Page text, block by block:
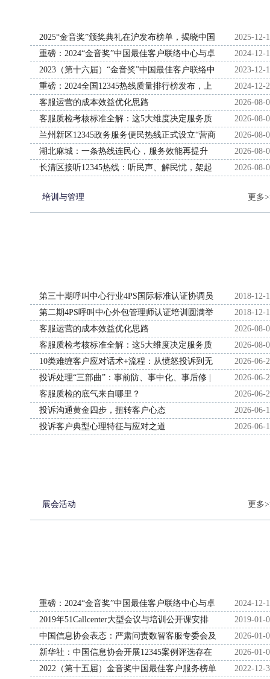
2025-12-
2025“金音奖”颁奖典礼在沪发布榜单，揭晓中国
客服领域最高荣誉“奥斯卡奖”
2024-12-
重磅：2024“金音奖”中国最佳客户联络中心与卓
越客户体验榜单发布
2023-12-
2023（第十六届）“金音奖”中国最佳客户联络中
心榜单发布
2024-12-
重磅：2024全国12345热线质量排行榜发布，上
海广州苏州等居首
2026-08-
客服运营的成本效益优化思路
2026-08-
客服质检考核标准全解：这5大维度决定服务质
量
2026-08-
兰州新区12345政务服务便民热线正式设立“营商
环境专席”
2026-08-
湖北麻城：一条热线连民心，服务效能再提升
2026-08-
长清区接听12345热线：听民声、解民忧，架起
更多
培训与管理
2018-12-
第三十期呼叫中心行业4PS国际标准认证协调员
培训班圆满结束
2018-12-
第二期4PS呼叫中心外包管理师认证培训圆满举
行
2026-08-
客服运营的成本效益优化思路
2026-08-
客服质检考核标准全解：这5大维度决定服务质
量
2026-06-
10类难缠客户应对话术+流程：从愤怒投诉到无
理取闹，从容搞定
2026-06-
投诉处理“三部曲”：事前防、事中化、事后修 |
匿名投诉案例拆解
2026-06-
客服质检的底气来自哪里？
2026-06-
投诉沟通黄金四步，扭转客户心态
2026-06-
投诉客户典型心理特征与应对之道
更多
展会活动
2024-12-
重磅：2024“金音奖”中国最佳客户联络中心与卓
越客户体验榜单发布
2019-01-
2019年51Callcenter大型会议与培训公开课安排
2026-01-
中国信息协会表态：严肃问责数智客服专委会及
相关负责人
2026-01-
新华社：中国信息协会开展12345案例评选存在
形式主义倾向加重基层负担被全国通报
2022-12-
2022（第十五届）金音奖中国最佳客户服务榜单